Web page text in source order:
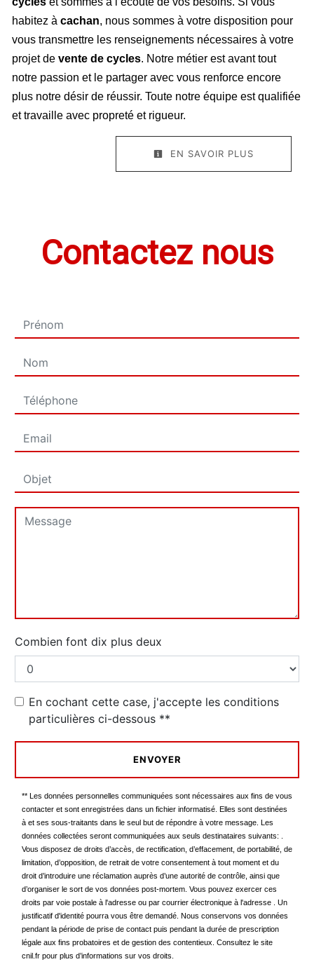
habitez à cachan, nous sommes à votre disposition pour
vous transmettre les renseignements nécessaires à votre
projet de vente de cycles. Notre métier est avant tout
notre passion et le partager avec vous renforce encore
plus notre désir de réussir. Toute notre équipe est qualifiée
et travaille avec propreté et rigueur.
EN SAVOIR PLUS
Contactez nous
Combien font dix plus deux
En cochant cette case, j'accepte les conditions
particulières ci-dessous **
ENVOYER
** Les données personnelles communiquées sont nécessaires aux fins de vous
contacter et sont enregistrées dans un fichier informatisé. Elles sont destinées
à et ses sous-traitants dans le seul but de répondre à votre message. Les
données collectées seront communiquées aux seuls destinataires suivants: .
Vous disposez de droits d’accès, de rectification, d’effacement, de portabilité, de
limitation, d’opposition, de retrait de votre consentement à tout moment et du
droit d’introduire une réclamation auprès d’une autorité de contrôle, ainsi que
d’organiser le sort de vos données post-mortem. Vous pouvez exercer ces
droits par voie postale à l'adresse ou par courrier électronique à l'adresse . Un
justificatif d'identité pourra vous être demandé. Nous conservons vos données
pendant la période de prise de contact puis pendant la durée de prescription
légale aux fins probatoires et de gestion des contentieux. Consultez le site
cnil.fr pour plus d’informations sur vos droits.